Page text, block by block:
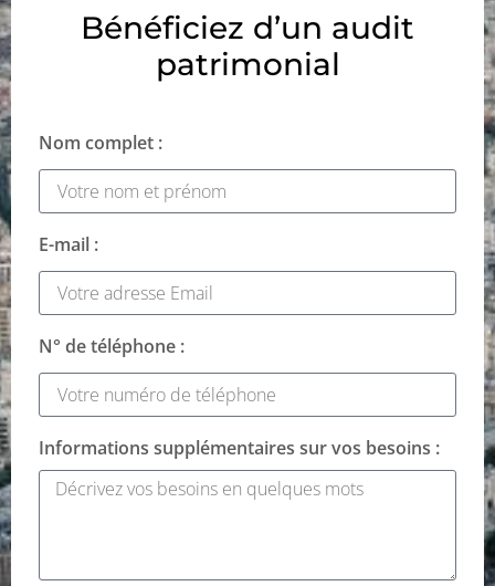
Bénéficiez d’un audit
patrimonial
Nom complet :
E-mail :
N° de téléphone :
Informations supplémentaires sur vos besoins :